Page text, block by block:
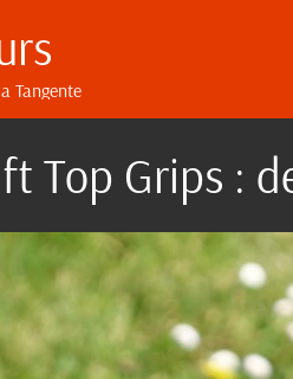
Tangente
Top Grips :